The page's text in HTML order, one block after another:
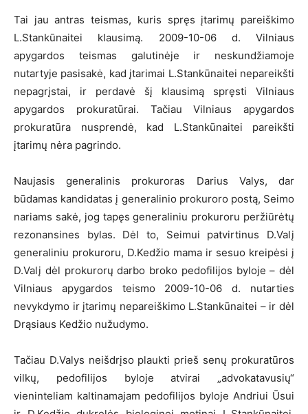
Tai jau antras teismas, kuris spręs įtarimų pareiškimo
L.Stankūnaitei klausimą. 2009-10-06 d. Vilniaus
apygardos teismas galutinėje ir neskundžiamoje
nutartyje pasisakė, kad įtarimai L.Stankūnaitei nepareikšti
nepagrįstai, ir perdavė šį klausimą spręsti Vilniaus
apygardos prokuratūrai. Tačiau Vilniaus apygardos
prokuratūra nusprendė, kad L.Stankūnaitei pareikšti
įtarimų nėra pagrindo.
Naujasis generalinis prokuroras Darius Valys, dar
būdamas kandidatas į generalinio prokuroro postą, Seimo
nariams sakė, jog tapęs generaliniu prokuroru peržiūrėtų
rezonansines bylas. Dėl to, Seimui patvirtinus D.Valį
generaliniu prokuroru, D.Kedžio mama ir sesuo kreipėsi į
D.Valį dėl prokurorų darbo broko pedofilijos byloje – dėl
Vilniaus apygardos teismo 2009-10-06 d. nutarties
nevykdymo ir įtarimų nepareiškimo L.Stankūnaitei – ir dėl
Drąsiaus Kedžio nužudymo.
Tačiau D.Valys neišdrįso plaukti prieš senų prokuratūros
vilkų, pedofilijos byloje atvirai „advokatavusių“
vieninteliam kaltinamajam pedofilijos byloje Andriui Ūsui